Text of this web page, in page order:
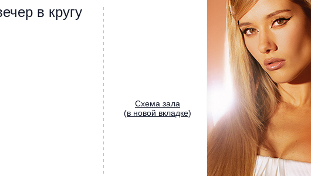
в кругу
Cхема зала
(в новой вкладке)